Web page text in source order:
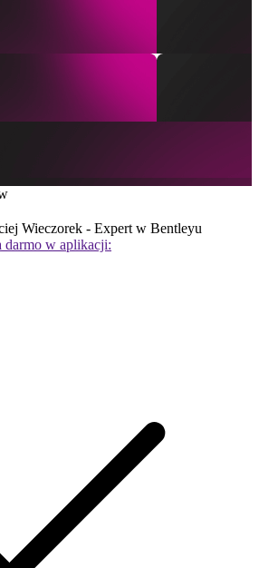
Wieczorek - Expert w Bentleyu
darmo w aplikacji: